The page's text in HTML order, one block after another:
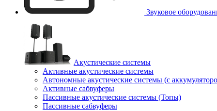
Звуковое
Акустические системы
Активные акустические системы
Автономные акустические системы (с
Активные сабвуферы
Пассивные акустические системы (Топы)
Пассивные сабвуферы